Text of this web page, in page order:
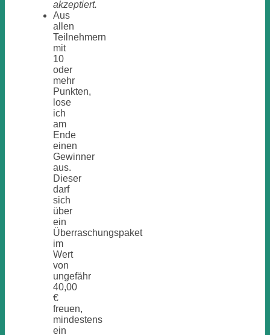
akzeptiert.
Aus
allen
Teilnehmern
mit
10
oder
mehr
Punkten,
lose
ich
am
Ende
einen
Gewinner
aus.
Dieser
darf
sich
über
ein
Überraschungspaket
im
Wert
von
ungefähr
40,00
€
freuen,
mindestens
ein